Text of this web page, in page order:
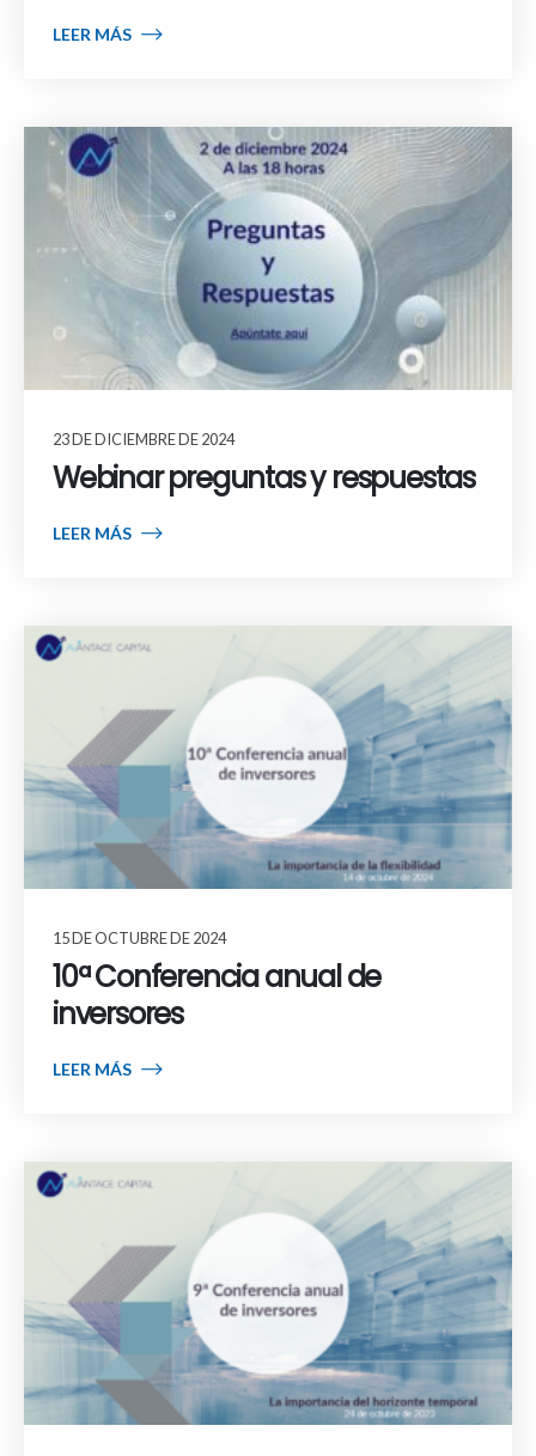
LEER MÁS
23 DE DICIEMBRE DE 2024
Webinar preguntas y respuestas
LEER MÁS
15 DE OCTUBRE DE 2024
10ª Conferencia anual de
inversores
LEER MÁS